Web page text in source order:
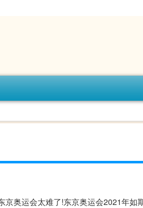
奥运会太难了!东京奥运会2021年如